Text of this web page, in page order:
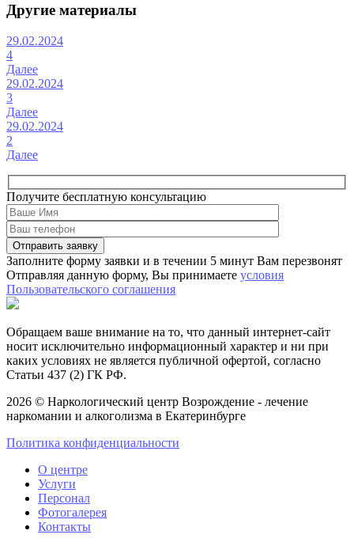
Другие материалы
29.02.2024
4
Далее
29.02.2024
3
Далее
29.02.2024
2
Далее
Получите бесплатную консультацию
Заполните форму заявки и в течении 5 минут Вам перезвонят
Отправляя данную форму, Вы принимаете условия
Пользовательского соглашения
Обращаем ваше внимание на то, что данный интернет-сайт
носит исключительно информационный характер и ни при
каких условиях не является публичной офертой, согласно
Статьи 437 (2) ГК РФ.
2026 © Наркологический центр Возрождение - лечение
наркомании и алкоголизма в Екатеринбурге
Политика конфиденциальности
О центре
Услуги
Персонал
Фотогалерея
Контакты